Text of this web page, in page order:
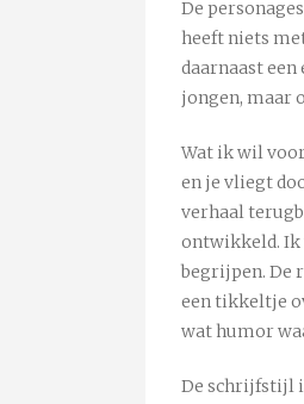
De
heeft niets
daarnaast
jongen, maar
Wat ik wil
en je vliegt
verhaal
ontwikkeld. Ik
begrijpen. De
een tikkeltje
wat humor
De schrijfstijl